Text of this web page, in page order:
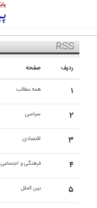
RSS
ردیف صفحه
۱ همه مطالب
۲ سیاسی
۳ اقتصادی
۴ فرهنگی و اجتماعی
۵ بین الملل